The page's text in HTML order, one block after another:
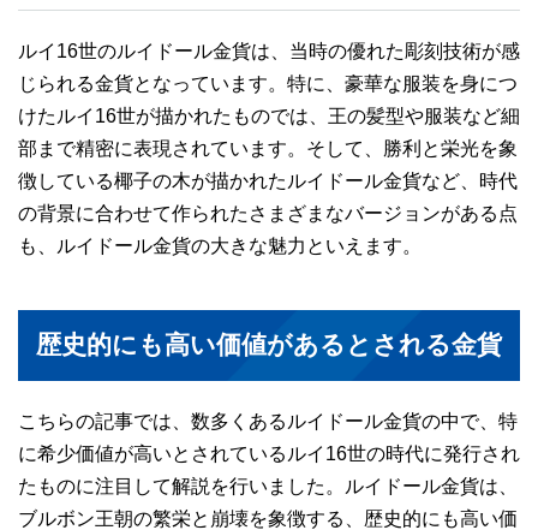
ルイ16世のルイドール金貨は、当時の優れた彫刻技術が感
じられる金貨となっています。特に、豪華な服装を身につ
けたルイ16世が描かれたものでは、王の髪型や服装など細
部まで精密に表現されています。そして、勝利と栄光を象
徴している椰子の木が描かれたルイドール金貨など、時代
の背景に合わせて作られたさまざまなバージョンがある点
も、ルイドール金貨の大きな魅力といえます。
歴史的にも高い価値があるとされる金貨
こちらの記事では、数多くあるルイドール金貨の中で、特
に希少価値が高いとされているルイ16世の時代に発行され
たものに注目して解説を行いました。ルイドール金貨は、
ブルボン王朝の繁栄と崩壊を象徴する、歴史的にも高い価